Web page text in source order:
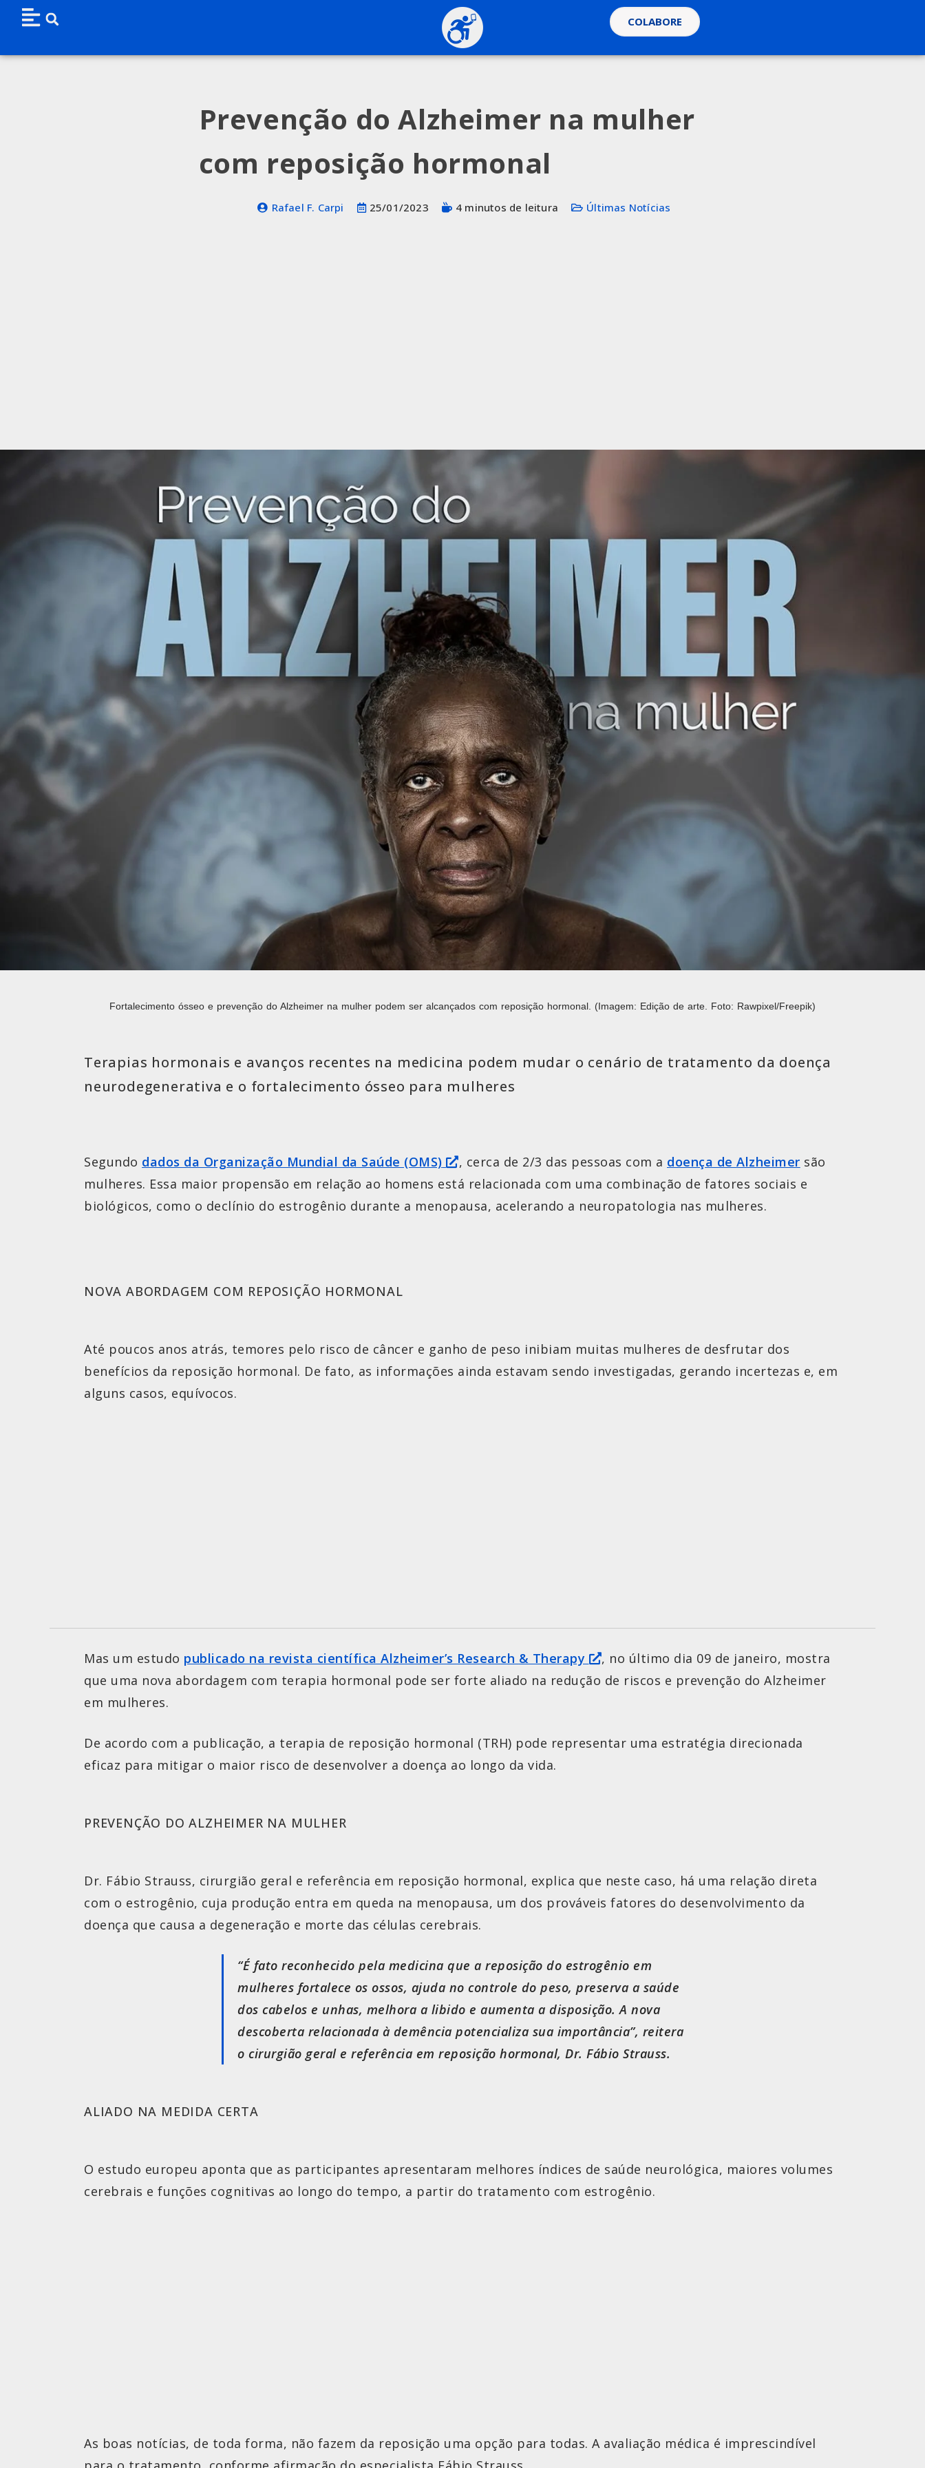
COLABORE
Prevenção do Alzheimer na mulher
com reposição hormonal
Rafael F. Carpi 25/01/2023 4 minutos de leitura Últimas Notícias
Fortalecimento ósseo e prevenção do Alzheimer na mulher podem ser alcançados com reposição hormonal. (Imagem: Edição de arte. Foto: Rawpixel/Freepik)
Terapias hormonais e avanços recentes na medicina podem mudar o cenário de tratamento da doença
neurodegenerativa e o fortalecimento ósseo para mulheres
Segundo dados da Organização Mundial da Saúde (OMS) , cerca de 2/3 das pessoas com a doença de Alzheimer são
mulheres. Essa maior propensão em relação ao homens está relacionada com uma combinação de fatores sociais e
biológicos, como o declínio do estrogênio durante a menopausa, acelerando a neuropatologia nas mulheres.
NOVA ABORDAGEM COM REPOSIÇÃO HORMONAL
Até poucos anos atrás, temores pelo risco de câncer e ganho de peso inibiam muitas mulheres de desfrutar dos
benefícios da reposição hormonal. De fato, as informações ainda estavam sendo investigadas, gerando incertezas e, em
alguns casos, equívocos.
Mas um estudo publicado na revista científica Alzheimer’s Research & Therapy
, no último dia 09 de janeiro, mostra
que uma nova abordagem com terapia hormonal pode ser forte aliado na redução de riscos e prevenção do Alzheimer
em mulheres.
De acordo com a publicação, a terapia de reposição hormonal (TRH) pode representar uma estratégia direcionada
eficaz para mitigar o maior risco de desenvolver a doença ao longo da vida.
PREVENÇÃO DO ALZHEIMER NA MULHER
Dr. Fábio Strauss, cirurgião geral e referência em reposição hormonal, explica que neste caso, há uma relação direta
com o estrogênio, cuja produção entra em queda na menopausa, um dos prováveis fatores do desenvolvimento da
doença que causa a degeneração e morte das células cerebrais.
“É fato reconhecido pela medicina que a reposição do estrogênio em
mulheres fortalece os ossos, ajuda no controle do peso, preserva a saúde
dos cabelos e unhas, melhora a libido e aumenta a disposição. A nova
descoberta relacionada à demência potencializa sua importância”, reitera
o cirurgião geral e referência em reposição hormonal, Dr. Fábio Strauss.
ALIADO NA MEDIDA CERTA
O estudo europeu aponta que as participantes apresentaram melhores índices de saúde neurológica, maiores volumes
cerebrais e funções cognitivas ao longo do tempo, a partir do tratamento com estrogênio.
As boas notícias, de toda forma, não fazem da reposição uma opção para todas. A avaliação médica é imprescindível